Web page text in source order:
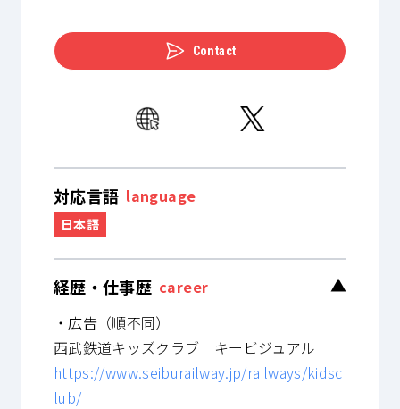
Contact
対応言語 language
日本語
経歴・仕事歴 career ▼
・広告（順不同）
西武鉄道キッズクラブ キービジュアル
https://www.seiburailway.jp/railways/kidsc
lub/